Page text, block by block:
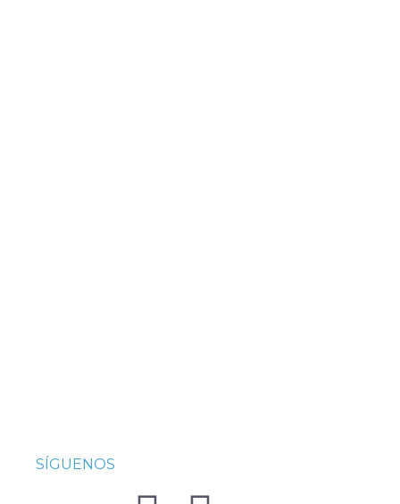
SÍGUENOS